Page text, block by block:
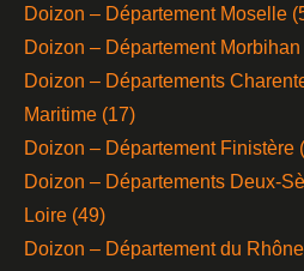
Doizon – Département Moselle
Doizon – Département Morbihan
Doizon – Départements
Maritime (17)
Doizon – Département Finistère
Doizon – Départements Deux-
Loire (49)
Doizon – Département du